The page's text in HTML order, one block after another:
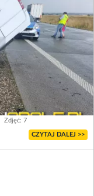
Zdjęć: 7
CZYTAJ DALEJ >>